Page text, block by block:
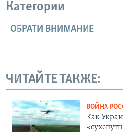
Категории
ОБРАТИ ВНИМАНИЕ
ЧИТАЙТЕ ТАКЖЕ:
ВОЙНА
Как